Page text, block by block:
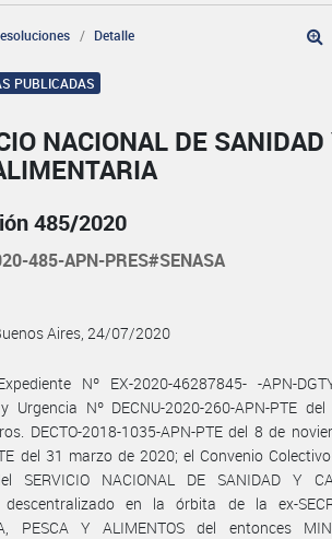
Detalle
PUBLICADAS
NACIONAL DE
485/2020
485-APN-PRES#SENASA
Aires, 24/07/2020
Nº EX-2020-46287845- -APN-
Urgencia Nº DECNU-2020-260-APN-PTE
DECTO-2018-1035-APN-PTE del 8 de
del 31 marzo de 2020; el Convenio
SERVICIO NACIONAL DE SANIDAD Y
en la órbita de la ex-
PESCA Y ALIMENTOS del entonces